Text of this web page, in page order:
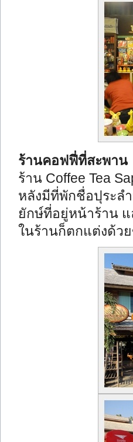
ร้านคอฟฟี่ที่สะพาน
ร้าน Coffee Tea
หลังมีที่พักชื่อปุระล
ยักษ์ที่อยู่หน้าร้าน
ในร้านก็ตกแต่งด้ว